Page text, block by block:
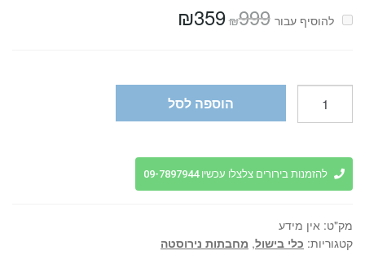
להוסיף⁦⁩ עבור
₪999 המחיר
המקורי₪359
נירוסטה
3PLY
-
ZERO
הוספה לסל
להזמנות בירורים צלצלו עכשיו 09-7897944
מק"ט: אין מידע
קטגוריות: כלי בישול, מחבתות נירוסטה